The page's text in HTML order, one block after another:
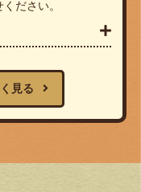
ださい。
見る